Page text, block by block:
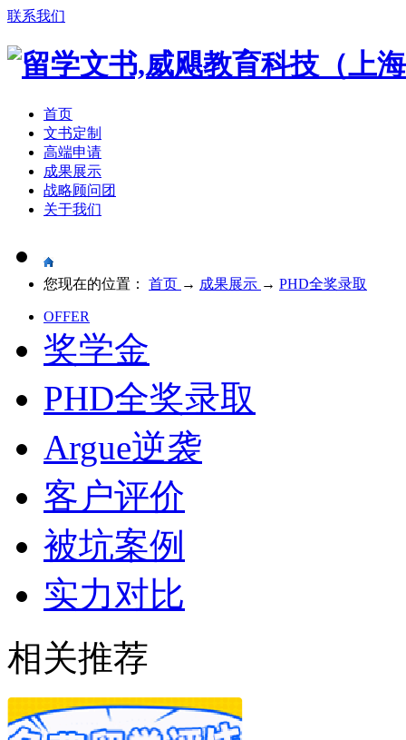
联系我们
首页
文书定制
高端申请
成果展示
战略顾问团
关于我们
您现在的位置： 首页 → 成果展示 → PHD全奖录取
OFFER
奖学金
PHD全奖录取
Argue逆袭
客户评价
被坑案例
实力对比
相关推荐